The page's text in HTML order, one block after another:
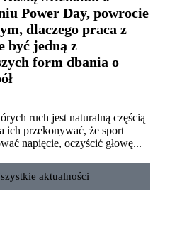
Power Day, powrocie
dlaczego praca z
być jedną z
form dbania o
ruch jest naturalną częścią
ich przekonywać, że sport
napięcie, oczyścić głowę...
aktualności